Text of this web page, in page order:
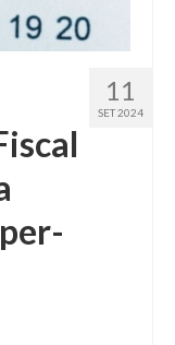
11
SET 2024